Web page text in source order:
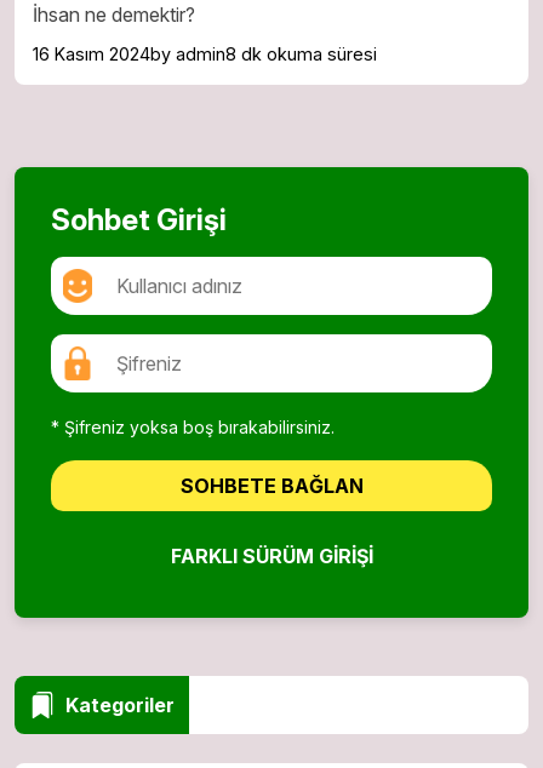
İhsan ne demektir?
16 Kasım 2024by admin8 dk okuma süresi
Sohbet Girişi
* Şifreniz yoksa boş bırakabilirsiniz.
SOHBETE BAĞLAN
FARKLI SÜRÜM GIRIŞI
Kategoriler